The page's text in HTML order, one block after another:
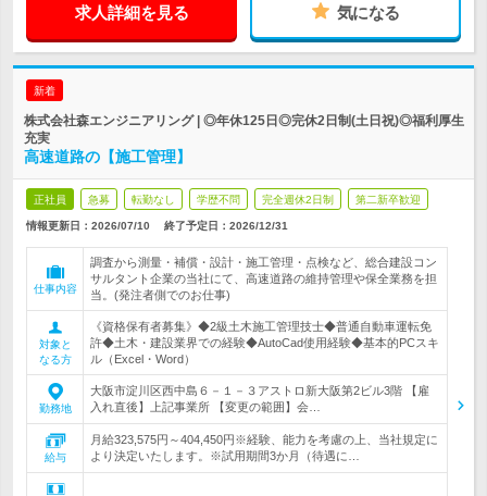
求人詳細を見る 気になる
新着
株式会社森エンジニアリング | ◎年休125日◎完休2日制(土日祝)◎福利厚生
充実
高速道路の【施工管理】
正社員 急募 転勤なし 学歴不問 完全週休2日制 第二新卒歓迎
情報更新日：2026/07/10 終了予定日： 2026/12/31
仕事内容
調査から測量・補償・設計・施工管理・点検など、総合建設コン
サルタント企業の当社にて、高速道路の維持管理や保全業務を担
当。(発注者側でのお仕事)
対象と
なる方
《資格保有者募集》◆2級土木施工管理技士◆普通自動車運転免
許◆土木・建設業界での経験◆AutoCad使用経験◆基本的PCスキ
ル（Excel・Word）
勤務地
大阪市淀川区西中島６－１－３アストロ新大阪第2ビル3階 【雇
入れ直後】上記事業所 【変更の範囲】会…
給与
月給323,575円～404,450円※経験、能力を考慮の上、当社規定に
より決定いたします。※試用期間3か月（待遇に…